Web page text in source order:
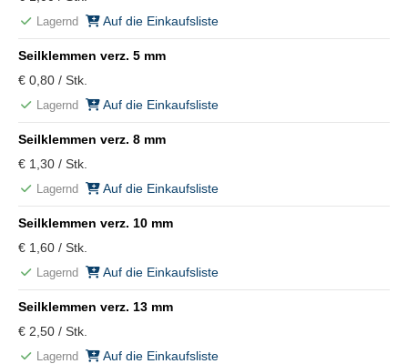
Lagernd Auf die Einkaufsliste
Seilklemmen verz. 5 mm
€ 0,80 / Stk.
Lagernd Auf die Einkaufsliste
Seilklemmen verz. 8 mm
€ 1,30 / Stk.
Lagernd Auf die Einkaufsliste
Seilklemmen verz. 10 mm
€ 1,60 / Stk.
Lagernd Auf die Einkaufsliste
Seilklemmen verz. 13 mm
€ 2,50 / Stk.
Lagernd Auf die Einkaufsliste